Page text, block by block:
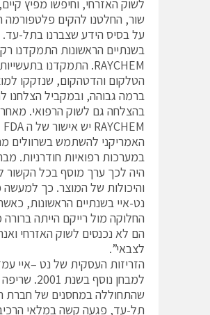
לשוק האזרחי, וחיפשו מפיץ
שור, החלטנו להקים
על בסיס הידע שצברנו בתל-
בשנתיים הראשונות התמקדנו
RAYCHEM. התמקדנו בתעשייות
הטלקום והדטהקום, שנזקקו
ברמה גבוהה, ובמקביל הצלחנו
בהצלחה גם לשוק הרפואי.
RAYCHEM יש אישור של ה FDA
האמריקני להשתמש בשרוולים
במערכות רפואיות חודרניות.
היה לכך ערך מוסף בכל הקשור
והיכולות של המוצר. כך
נט-איי בשנתיים הראשונות,
החלוקה מול רייקם הייתה
הם לא נכנסים לשוק האזרחי
לצבאי”.
הזריזות העסקית של נט –איי
למבחן נוסף בשנת 2001. שריפה
שהתחוללה במחסנים של חברת
תל-עד, פגעה קשה במלאי